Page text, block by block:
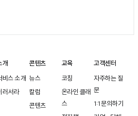
개
비스 소개
러서라
콘텐츠
뉴스
칼럼
콘텐츠
교육
코칭
온라인 클래
스
고객센터
자주하는 질
문
1:1 문의하기